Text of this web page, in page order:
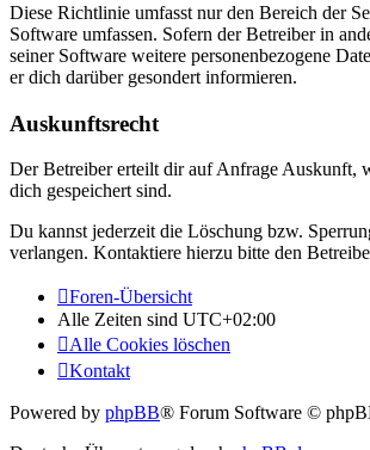
Diese Richtlinie umfasst nur den Bereich der
Software umfassen. Sofern der Betreiber in
seiner Software weitere personenbezogene
er dich darüber gesondert informieren.
Auskunftsrecht
Der Betreiber erteilt dir auf Anfrage Auskunft,
dich gespeichert sind.
Du kannst jederzeit die Löschung bzw.
verlangen. Kontaktiere hierzu bitte den
Foren-Übersicht
Alle Zeiten sind UTC+02:00
Alle Cookies löschen
Kontakt
Powered by phpBB® Forum Software ©